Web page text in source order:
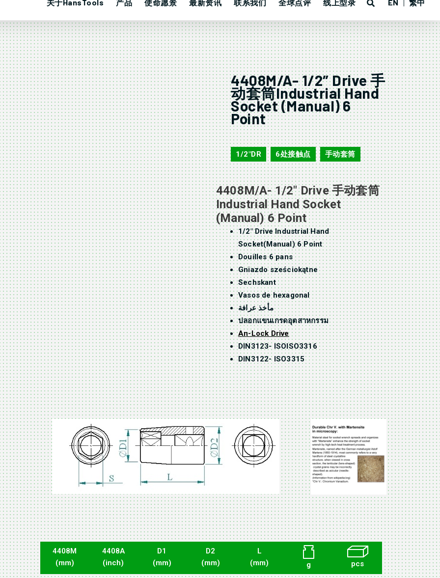
关于HansTools 产品 使命愿景 最新资讯 联系我们 全球点评 线上型录 EN 繁中
4408M/A- 1/2″ Drive 手
动套筒Industrial Hand
Socket (Manual) 6
Point
4408M/A
1/2"DR , 6处接触点 , 手动套筒
4408M/A- 1/2″ Drive 手动套筒
Industrial Hand Socket
(Manual) 6 Point
1/2″ Drive Industrial Hand
Socket(Manual) 6 Point
Douilles 6 pans
Gniazdo sześciokątne
Sechskant
Vasos de hexagonal
مأخذ عرافة
ปลอกแขนเกรดอุตสาหกรรม
An-Lock Drive
DIN3123- ISOISO3316
DIN3122- ISO3315
4408M
(mm)
4408A
(inch)
D1
(mm)
D2
(mm)
L
(mm)
g pcs